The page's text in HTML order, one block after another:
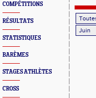
COMPÉTITIONS
RÉSULTATS
STATISTIQUES
BARÈMES
STAGES ATHLÈTES
CROSS